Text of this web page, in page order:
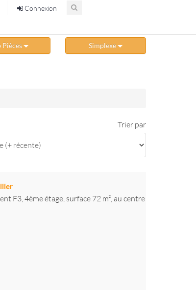
Connexion
Pièces Simplexe
Trier par
F3, 4ème étage, surface 72 m², au centre